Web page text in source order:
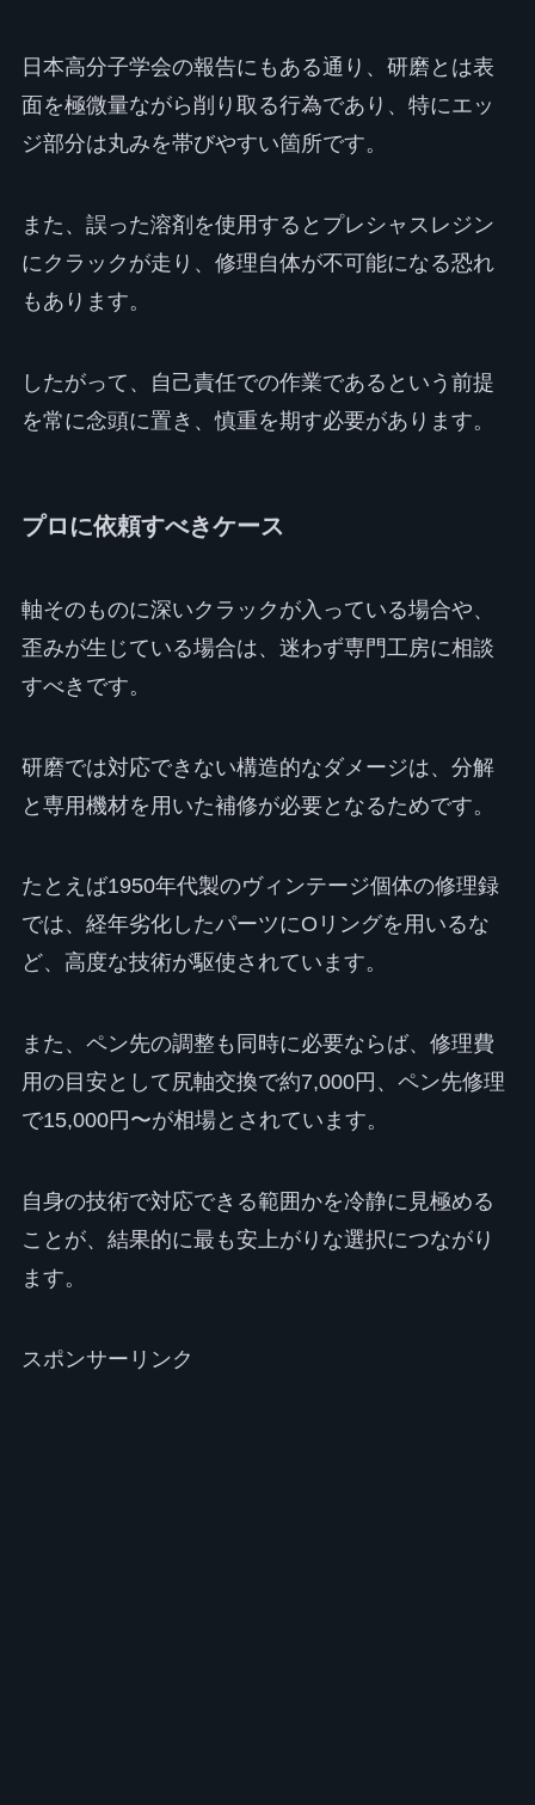
日本高分子学会の報告にもある通り、研磨とは表
面を極微量ながら削り取る行為であり、特にエッ
ジ部分は丸みを帯びやすい箇所です。
また、誤った溶剤を使用するとプレシャスレジン
にクラックが走り、修理自体が不可能になる恐れ
もあります。
したがって、自己責任での作業であるという前提
を常に念頭に置き、慎重を期す必要があります。
プロに依頼すべきケース
軸そのものに深いクラックが入っている場合や、
歪みが生じている場合は、迷わず専門工房に相談
すべきです。
研磨では対応できない構造的なダメージは、分解
と専用機材を用いた補修が必要となるためです。
たとえば1950年代製のヴィンテージ個体の修理録
では、経年劣化したパーツにOリングを用いるな
ど、高度な技術が駆使されています。
また、ペン先の調整も同時に必要ならば、修理費
用の目安として尻軸交換で約7,000円、ペン先修理
で15,000円〜が相場とされています。
自身の技術で対応できる範囲かを冷静に見極める
ことが、結果的に最も安上がりな選択につながり
ます。
スポンサーリンク